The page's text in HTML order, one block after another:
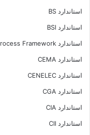
استاندارد BS
استاندارد BSI
استاندارد Business Process Framework
استاندارد CEMA
استاندارد CENELEC
استاندارد CGA
استاندارد CIA
استاندارد CII